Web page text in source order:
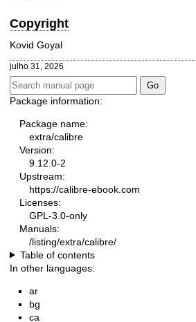
Copyright
Kovid Goyal
julho 31, 2026
Package information:
Package name:
extra/calibre
Version:
9.12.0-2
Upstream:
https://calibre-ebook.com
Licenses:
GPL-3.0-only
Manuals:
/listing/extra/calibre/
Table of contents
In other languages:
ar
bg
ca